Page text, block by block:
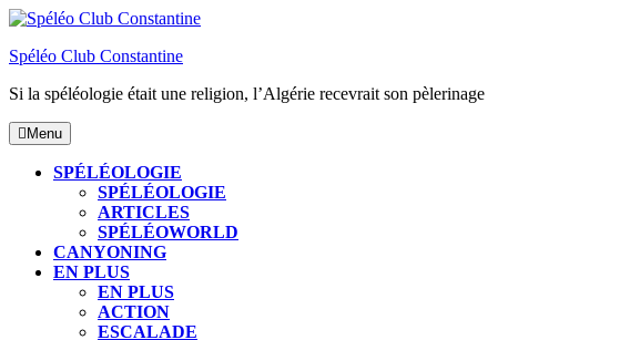
Skip
content
Spéléo Club Constantine
Si la spéléologie était une religion, l’Algérie recevrait son pèlerinage
MenuMenu
SPÉLÉOLOGIE
SPÉLÉOLOGIE
ARTICLES
SPÉLÉOWORLD
CANYONING
EN PLUS
EN PLUS
ACTION
ESCALADE